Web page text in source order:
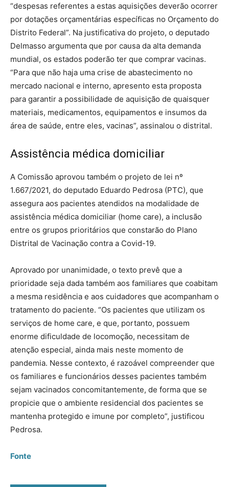
“despesas referentes a estas aquisições deverão ocorrer
por dotações orçamentárias específicas no Orçamento do
Distrito Federal”. Na justificativa do projeto, o deputado
Delmasso argumenta que por causa da alta demanda
mundial, os estados poderão ter que comprar vacinas.
“Para que não haja uma crise de abastecimento no
mercado nacional e interno, apresento esta proposta
para garantir a possibilidade de aquisição de quaisquer
materiais, medicamentos, equipamentos e insumos da
área de saúde, entre eles, vacinas”, assinalou o distrital.
Assistência médica domiciliar
A Comissão aprovou também o projeto de lei nº
1.667/2021, do deputado Eduardo Pedrosa (PTC), que
assegura aos pacientes atendidos na modalidade de
assistência médica domiciliar (home care), a inclusão
entre os grupos prioritários que constarão do Plano
Distrital de Vacinação contra a Covid-19.
Aprovado por unanimidade, o texto prevê que a
prioridade seja dada também aos familiares que coabitam
a mesma residência e aos cuidadores que acompanham o
tratamento do paciente. “Os pacientes que utilizam os
serviços de home care, e que, portanto, possuem
enorme dificuldade de locomoção, necessitam de
atenção especial, ainda mais neste momento de
pandemia. Nesse contexto, é razoável compreender que
os familiares e funcionários desses pacientes também
sejam vacinados concomitantemente, de forma que se
propicie que o ambiente residencial dos pacientes se
mantenha protegido e imune por completo”, justificou
Pedrosa.
Fonte